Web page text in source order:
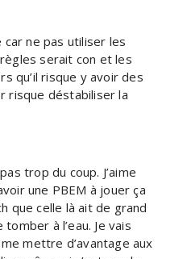
car ne pas utiliser les
serait con et les
qu’il risque y avoir des
risque déstabiliser la
trop du coup. J’aime
une PBEM à jouer ça
que celle là ait de grand
à l’eau. Je vais
mettre d’avantage aux